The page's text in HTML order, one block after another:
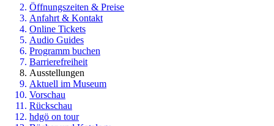
Öffnungszeiten & Preise
Anfahrt & Kontakt
Online Tickets
Audio Guides
Programm buchen
Barrierefreiheit
Ausstellungen
Aktuell im Museum
Vorschau
Rückschau
hdgö on tour